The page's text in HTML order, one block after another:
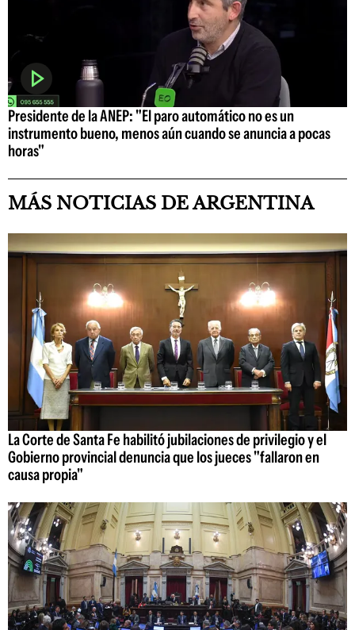
Presidente de la ANEP: "El paro automático no es un
instrumento bueno, menos aún cuando se anuncia a pocas
horas"
MÁS NOTICIAS DE ARGENTINA
La Corte de Santa Fe habilitó jubilaciones de privilegio y el
Gobierno provincial denuncia que los jueces "fallaron en
causa propia"